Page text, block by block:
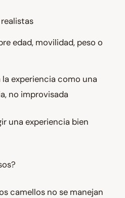
edad, movilidad, peso o
experiencia como una
no improvisada
una experiencia bien
camellos no se manejan